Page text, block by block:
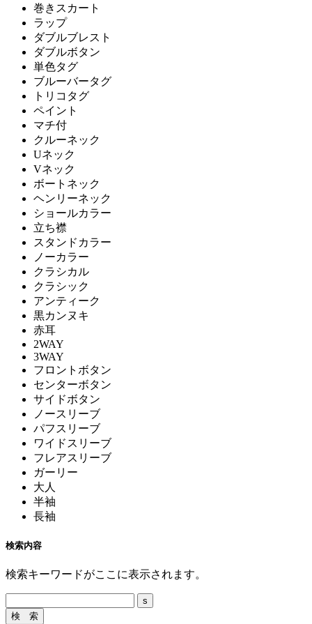
巻きスカート
ラップ
ダブルブレスト
ダブルボタン
単色タグ
ブルーバータグ
トリコタグ
ペイント
マチ付
クルーネック
Uネック
Vネック
ボートネック
ヘンリーネック
ショールカラー
立ち襟
スタンドカラー
ノーカラー
クラシカル
クラシック
アンティーク
黒カンヌキ
赤耳
2WAY
3WAY
フロントボタン
センターボタン
サイドボタン
ノースリーブ
パフスリーブ
ワイドスリーブ
フレアスリーブ
ガーリー
大人
半袖
長袖
検索内容
検索キーワードがここに表示されます。